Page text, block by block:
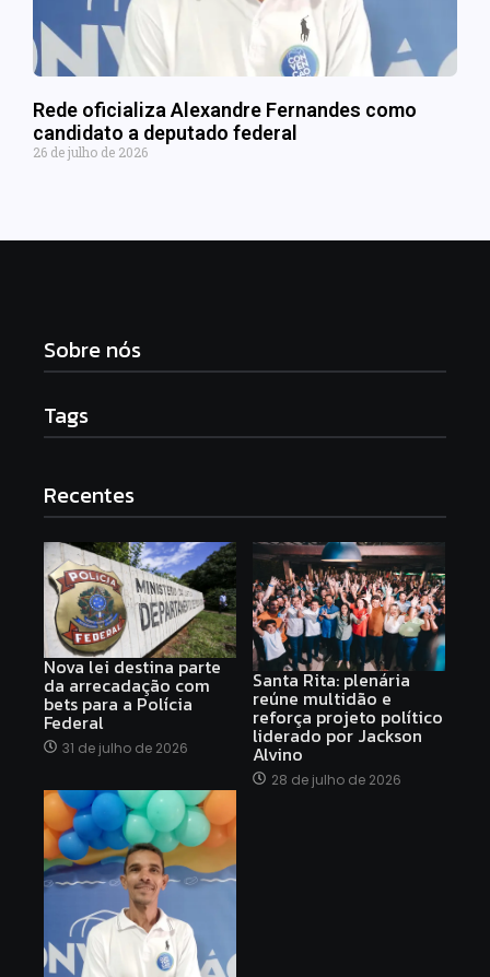
Rede oficializa Alexandre Fernandes como
candidato a deputado federal
26 de julho de 2026
Sobre nós
Tags
Recentes
Nova lei destina parte
da arrecadação com
bets para a Polícia
Federal
31 de julho de 2026
Santa Rita: plenária
reúne multidão e
reforça projeto político
liderado por Jackson
Alvino
28 de julho de 2026